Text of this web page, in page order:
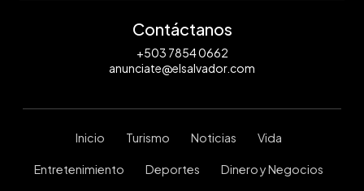
Contáctanos
+503 7854 0662
anunciate@elsalvador.com
Inicio Turismo Noticias Vida
Entretenimiento Deportes Dinero y Negocios